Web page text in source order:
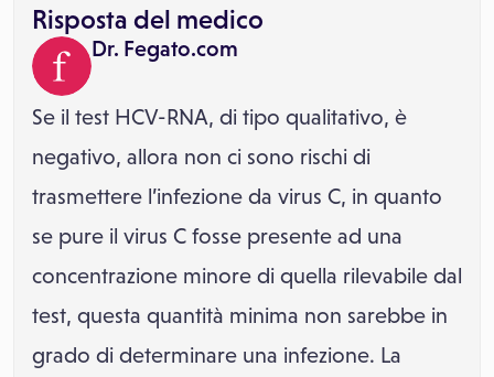
Risposta del medico
Dr. Fegato.com
Se il test HCV-RNA, di tipo qualitativo, è
negativo, allora non ci sono rischi di
trasmettere l’infezione da virus C, in quanto
se pure il virus C fosse presente ad una
concentrazione minore di quella rilevabile dal
test, questa quantità minima non sarebbe in
grado di determinare una infezione. La